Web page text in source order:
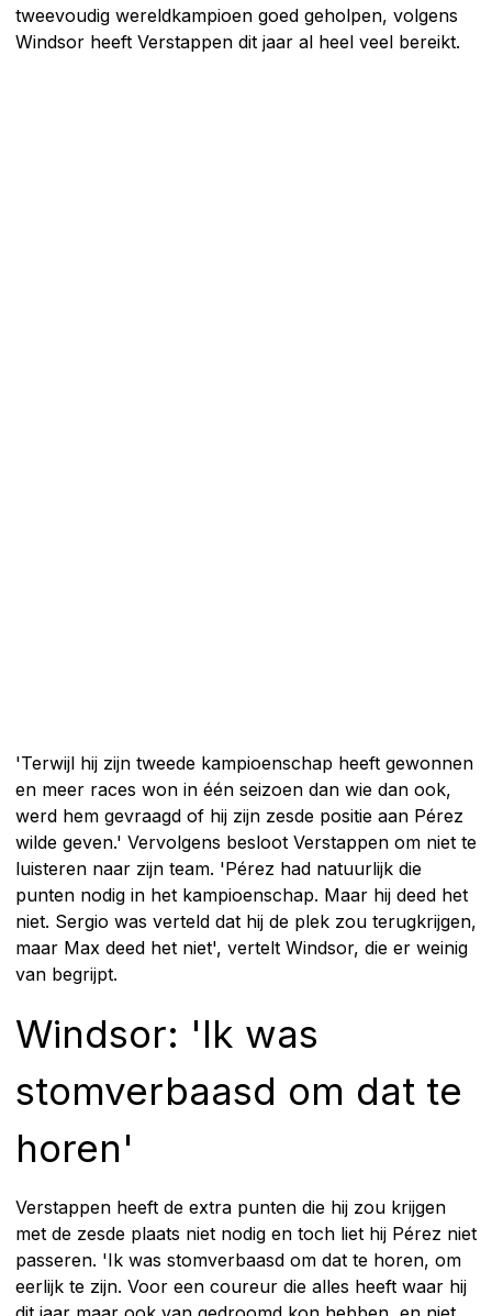
tweevoudig wereldkampioen goed geholpen, volgens
Windsor heeft Verstappen dit jaar al heel veel bereikt.
'Terwijl hij zijn tweede kampioenschap heeft gewonnen
en meer races won in één seizoen dan wie dan ook,
werd hem gevraagd of hij zijn zesde positie aan Pérez
wilde geven.' Vervolgens besloot Verstappen om niet te
luisteren naar zijn team. 'Pérez had natuurlijk die
punten nodig in het kampioenschap. Maar hij deed het
niet. Sergio was verteld dat hij de plek zou terugkrijgen,
maar Max deed het niet', vertelt Windsor, die er weinig
van begrijpt.
Windsor: 'Ik was
stomverbaasd om dat te
horen'
Verstappen heeft de extra punten die hij zou krijgen
met de zesde plaats niet nodig en toch liet hij Pérez niet
passeren. 'Ik was stomverbaasd om dat te horen, om
eerlijk te zijn. Voor een coureur die alles heeft waar hij